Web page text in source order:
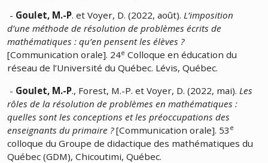
- Goulet, M.-P. et Voyer, D. (2022, août). L’imposition
d’une méthode de résolution de problèmes écrits de
mathématiques : qu’en pensent les élèves ?
[Communication orale]. 24e Colloque en éducation du
réseau de l’Université du Québec. Lévis, Québec.
- Goulet, M.-P., Forest, M.-P. et Voyer, D. (2022, mai). Les
rôles de la résolution de problèmes en mathématiques :
quelles sont les conceptions et les préoccupations des
enseignants du primaire ?[Communication orale]. 53 e
colloque du Groupe de didactique des mathématiques du
Québec (GDM), Chicoutimi, Québec.